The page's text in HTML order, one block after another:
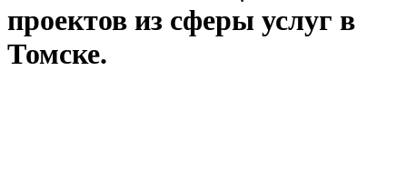
проектов из сферы услуг в
Томске.